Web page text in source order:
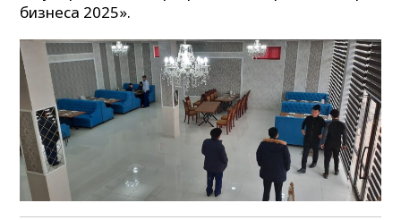
бизнеса 2025».